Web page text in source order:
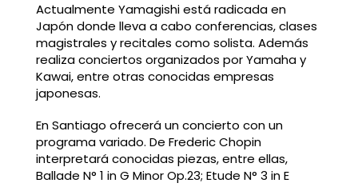
Actualmente Yamagishi está radicada en
Japón donde lleva a cabo conferencias, clases
magistrales y recitales como solista. Además
realiza conciertos organizados por Yamaha y
Kawai, entre otras conocidas empresas
japonesas.
En Santiago ofrecerá un concierto con un
programa variado. De Frederic Chopin
interpretará conocidas piezas, entre ellas,
Ballade N° 1 in G Minor Op.23; Etude N° 3 in E